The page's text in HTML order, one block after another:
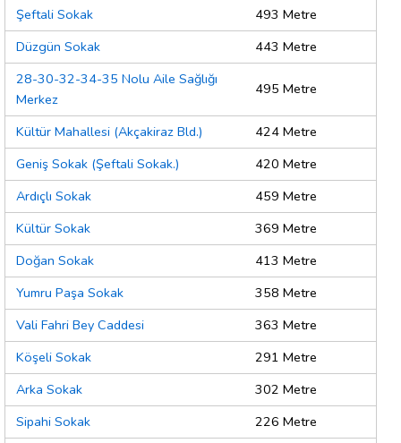
Şeftali Sokak
493 Metre
Düzgün Sokak
443 Metre
28-30-32-34-35 Nolu Aile Sağlığı
Merkez
495 Metre
Kültür Mahallesi (Akçakiraz Bld.)
424 Metre
Geniş Sokak (Şeftali Sokak.)
420 Metre
Ardıçlı Sokak
459 Metre
Kültür Sokak
369 Metre
Doğan Sokak
413 Metre
Yumru Paşa Sokak
358 Metre
Vali Fahri Bey Caddesi
363 Metre
Köşeli Sokak
291 Metre
Arka Sokak
302 Metre
Sipahi Sokak
226 Metre